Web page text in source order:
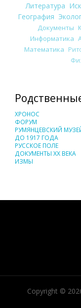
Литература
География
Документы
Информатика
Математика
ХРОНОС
ФОРУМ
РУМЯНЦЕВСКИЙ
ДО 1917 ГОДА
РУССКОЕ ПОЛЕ
ДОКУМЕНТЫ XX ВЕКА
ИЗМЫ
Copyright ©